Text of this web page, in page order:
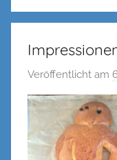
Veröffentlicht am